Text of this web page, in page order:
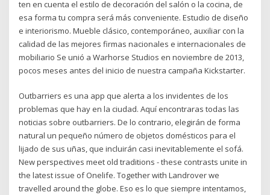
ten en cuenta el estilo de decoración del salón o la cocina, de
esa forma tu compra será más conveniente. Estudio de diseño
e interiorismo. Mueble clásico, contemporáneo, auxiliar con la
calidad de las mejores firmas nacionales e internacionales de
mobiliario Se unió a Warhorse Studios en noviembre de 2013,
pocos meses antes del inicio de nuestra campaña Kickstarter.
Outbarriers es una app que alerta a los invidentes de los
problemas que hay en la ciudad. Aquí encontraras todas las
noticias sobre outbarriers. De lo contrario, elegirán de forma
natural un pequeño número de objetos domésticos para el
lijado de sus uñas, que incluirán casi inevitablemente el sofá.
New perspectives meet old traditions - these contrasts unite in
the latest issue of Onelife. Together with Landrover we
travelled around the globe. Eso es lo que siempre intentamos,